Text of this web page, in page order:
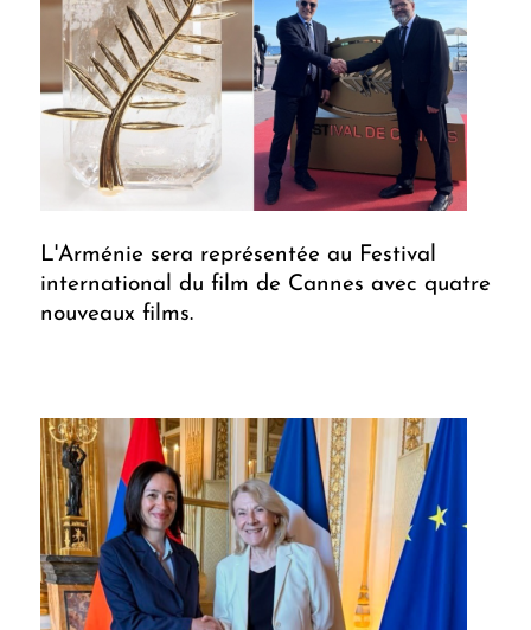
L'Arménie sera représentée au Festival
international du film de Cannes avec quatre
nouveaux films.